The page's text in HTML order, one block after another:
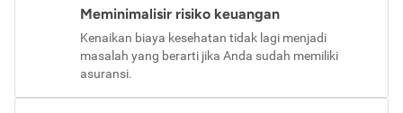
Meminimalisir risiko keuangan
Kenaikan biaya kesehatan tidak lagi menjadi
masalah yang berarti jika Anda sudah memiliki
asuransi.